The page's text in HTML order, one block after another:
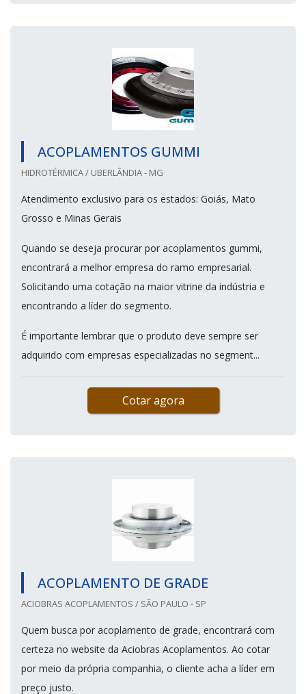
ACOPLAMENTOS GUMMI
HIDROTÉRMICA / UBERLÂNDIA - MG
Atendimento exclusivo para os estados: Goiás, Mato
Grosso e Minas Gerais
Quando se deseja procurar por acoplamentos gummi,
encontrará a melhor empresa do ramo empresarial.
Solicitando uma cotação na maior vitrine da indústria e
encontrando a líder do segmento.
É importante lembrar que o produto deve sempre ser
adquirido com empresas especializadas no segment...
Cotar agora
ACOPLAMENTO DE GRADE
ACIOBRAS ACOPLAMENTOS / SÃO PAULO - SP
Quem busca por acoplamento de grade, encontrará com
certeza no website da Aciobras Acoplamentos. Ao cotar
por meio da própria companhia, o cliente acha a líder em
preço justo.